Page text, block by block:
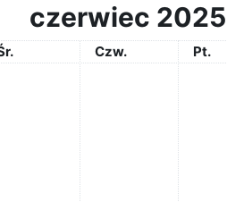
czerwiec 2025
Czwartek
Czw. Piątek
Pt.